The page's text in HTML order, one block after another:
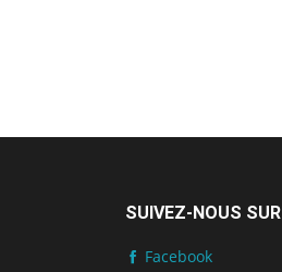
SUIVEZ-NOUS SUR
Facebook